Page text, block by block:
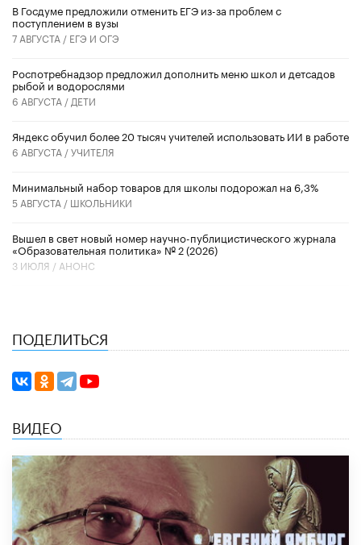
В Госдуме предложили отменить ЕГЭ из-за проблем с
поступлением в вузы
7 АВГУСТА / ЕГЭ И ОГЭ
Роспотребнадзор предложил дополнить меню школ и детсадов
рыбой и водорослями
6 АВГУСТА / ДЕТИ
​Яндекс обучил более 20 тысяч учителей использовать ИИ в работе
6 АВГУСТА /УЧИТЕЛЯ
Минимальный набор товаров для школы подорожал на 6,3%
5 АВГУСТА / ШКОЛЬНИКИ
Вышел в свет новый номер научно-публицистического журнала
«Образовательная политика» № 2 (2026)
3 ИЮЛЯ / АНОНС
ПОДЕЛИТЬСЯ
ВИДЕО